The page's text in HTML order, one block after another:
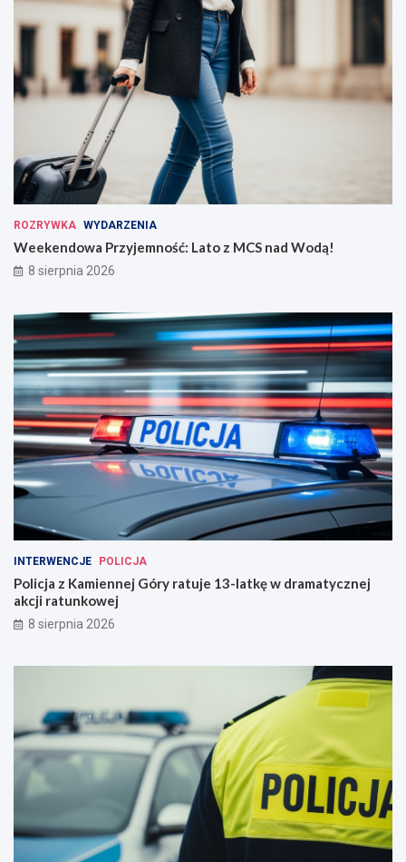
ROZRYWKA WYDARZENIA
Weekendowa Przyjemność: Lato z MCS nad Wodą!
8 sierpnia 2026
INTERWENCJE POLICJA
Policja z Kamiennej Góry ratuje 13-latkę w dramatycznej
akcji ratunkowej
8 sierpnia 2026